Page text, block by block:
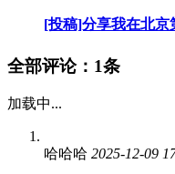
[投稿]分享我在北京
全部评论： 1条
加载中...
哈哈哈 2025-12-09